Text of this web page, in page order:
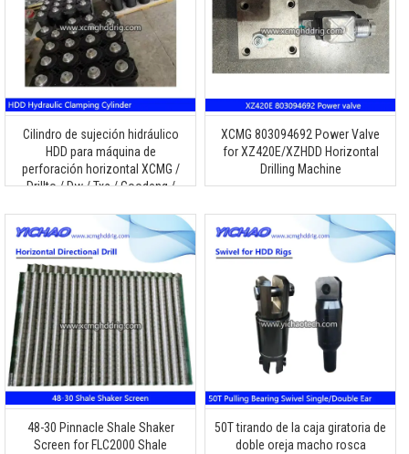
Cilindro de sujeción hidráulico
HDD para máquina de
perforación horizontal XCMG /
Drillto / Dw / Txs / Goodeng /
Terra / Ditch Witch / Toro /
Huayuan
XCMG 803094692 Power Valve
for XZ420E/XZHDD Horizontal
Drilling Machine
48-30 Pinnacle Shale Shaker
Screen for FLC2000 Shale
50T tirando de la caja giratoria de
doble oreja macho rosca